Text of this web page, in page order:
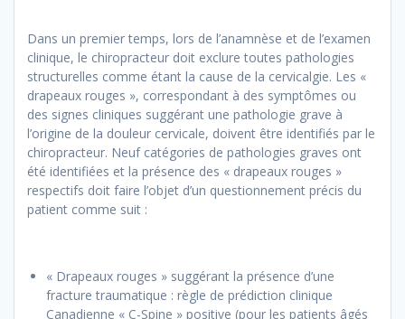
Dans un premier temps, lors de l’anamnèse et de l’examen
clinique, le chiropracteur doit exclure toutes pathologies
structurelles comme étant la cause de la cervicalgie. Les «
drapeaux rouges », correspondant à des symptômes ou
des signes cliniques suggérant une pathologie grave à
l’origine de la douleur cervicale, doivent être identifiés par le
chiropracteur. Neuf catégories de pathologies graves ont
été identifiées et la présence des « drapeaux rouges »
respectifs doit faire l’objet d’un questionnement précis du
patient comme suit :
« Drapeaux rouges » suggérant la présence d’une
fracture traumatique : règle de prédiction clinique
Canadienne « C-Spine » positive (pour les patients âgés